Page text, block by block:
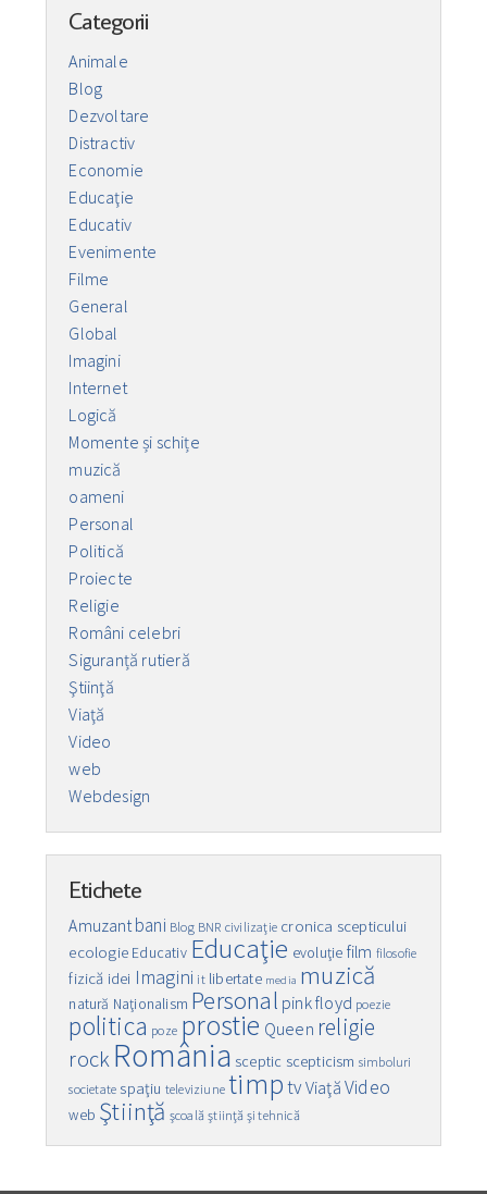
Categorii
Animale
Blog
Dezvoltare
Distractiv
Economie
Educaţie
Educativ
Evenimente
Filme
General
Global
Imagini
Internet
Logică
Momente și schițe
muzică
oameni
Personal
Politică
Proiecte
Religie
Români celebri
Siguranță rutieră
Ştiinţă
Viaţă
Video
web
Webdesign
Etichete
Amuzant bani Blog BNR civilizaţie cronica scepticului
ecologie Educativ Educaţie evoluţie film filosofie
fizică idei Imagini it libertate media muzică
natură Naţionalism Personal pink floyd poezie
politica poze prostie Queen religie
rockRomânia sceptic scepticism simboluri
societate spaţiu televiziune timptvViaţă Video
web Ştiinţă şcoală ştiinţă şi tehnică